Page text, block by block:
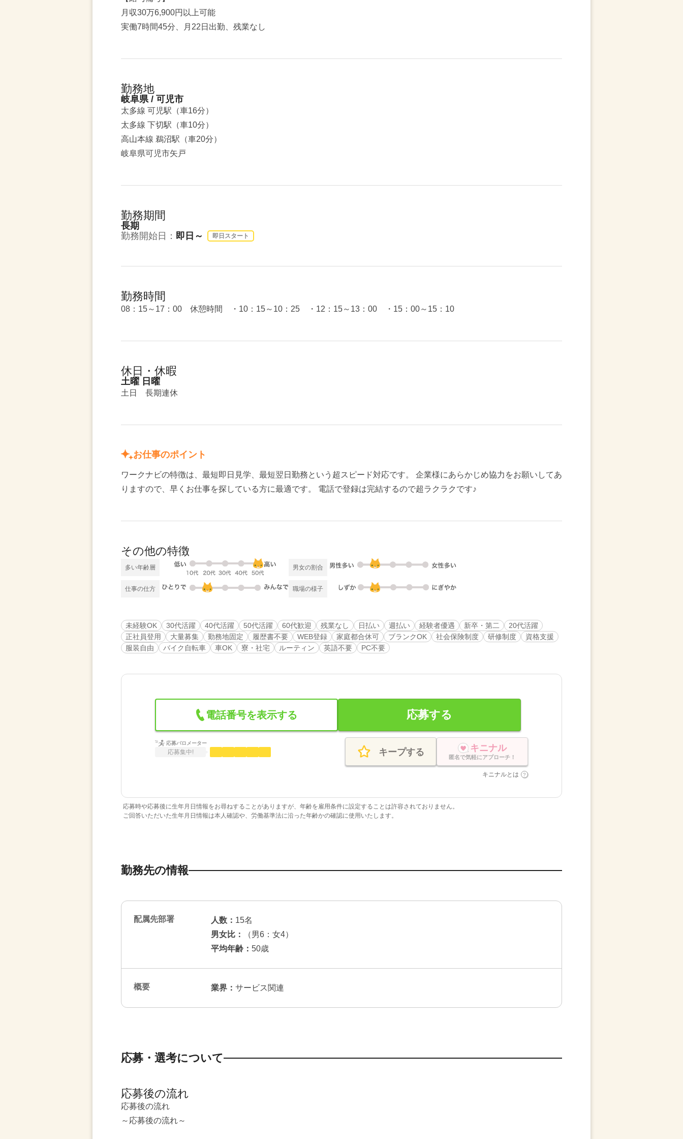
月収30万6,900円以上可能
実働7時間45分、月22日出勤、残業なし
勤務地
岐阜県 / 可児市
太多線 可児駅（車16分）
太多線 下切駅（車10分）
高山本線 鵜沼駅（車20分）
岐阜県可児市矢戸
勤務期間
長期
勤務開始日： 即日～ 即日スタート
勤務時間
08：15～17：00 休憩時間 ・10：15～10：25 ・12：15～13：00 ・15：00～15：10
休日・休暇
土曜 日曜
土日 長期連休
お仕事のポイント
ワークナビの特徴は、最短即日見学、最短翌日勤務という超スピード対応です。 企業様にあらかじめ協力をお願いしてあ
りますので、早くお仕事を探している方に最適です。 電話で登録は完結するので超ラクラクです♪
その他の特徴
多い年齢層 男女の割合
仕事の仕方 職場の様子
未経験OK 30代活躍 40代活躍 50代活躍 60代歓迎 残業なし 日払い 週払い 経験者優遇 新卒・第二
20代活躍
正社員登用
大量募集 勤務地固定 履歴書不要 WEB登録 家庭都合休可 ブランクOK 社会保険制度 研修制度
資格支援
服装自由
バイク自転車 車OK 寮・社宅 ルーティン 英語不要 PC不要
電話番号を表示する 応募する
応募バロメーター
応募集中! キープする キニナル
匿名で気軽にアプローチ！
キニナルとは
応募時や応募後に生年月日情報をお尋ねすることがありますが、年齢を雇用条件に設定することは許容されておりません。
ご回答いただいた生年月日情報は本人確認や、労働基準法に沿った年齢かの確認に使用いたします。
勤務先の情報
配属先部署 人数： 15名
男女比：
（男6：女4）
平均年齢： 50歳
概要 業界： サービス関連
応募・選考について
応募後の流れ
応募後の流れ
～応募後の流れ～